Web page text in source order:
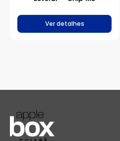
Ver detalhes